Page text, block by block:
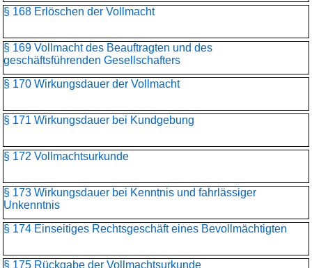
§ 168 Erlöschen der Vollmacht
§ 169 Vollmacht des Beauftragten und des
geschäftsführenden Gesellschafters
§ 170 Wirkungsdauer der Vollmacht
§ 171 Wirkungsdauer bei Kundgebung
§ 172 Vollmachtsurkunde
§ 173 Wirkungsdauer bei Kenntnis und fahrlässiger
Unkenntnis
§ 174 Einseitiges Rechtsgeschäft eines Bevollmächtigten
§ 175 Rückgabe der Vollmachtsurkunde